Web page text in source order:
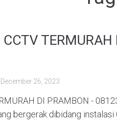
December 26, 2023
DI PRAMBON -
bergerak dibidang instalasi